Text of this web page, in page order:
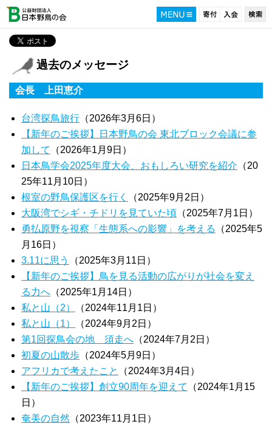
過去のメッセージ
会長 上田恵介
台湾探鳥旅行 （2026年3月6日）
【新年のご挨拶】日本野鳥の会 東北ブロック会議に参
加して
（2026年1月9日）
日本鳥学会2025年度大会、おもしろい研究を紹介 （20
25年11月10日）
根室の野鳥保護区を行く
（2025年9月2日）
大阪湾でシギ・チドリを見ていた頃 （2025年7月1日）
勇払原野を視察「生態系への影響」を考える
（2025年5
月16日）
3.11に思う
（2025年3月11日）
【新年のご挨拶】鳥を見る活動の広がりが社会を変え
る力へ （2025年1月14日）
私と山（2）
（2024年11月1日）
私と山（1）
（2024年9月2日）
第1回探鳥会の地 須走へ （2024年7月2日）
初夏の山散歩 （2024年5月9日）
アフリカで考えたこと
（2024年3月4日）
【新年のご挨拶】創立90周年を迎えて
（2024年1月15
日）
奄美の自然 （2023年11月1日）